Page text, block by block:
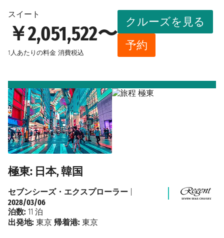
スイート
￥2,051,522〜
1人あたりの料金 消費税込
クルーズを見る
予約
極東: 日本, 韓国
セブンシーズ・エクスプローラー
2028/03/06
泊数: 11 泊
出発地: 東京 帰着港: 東京